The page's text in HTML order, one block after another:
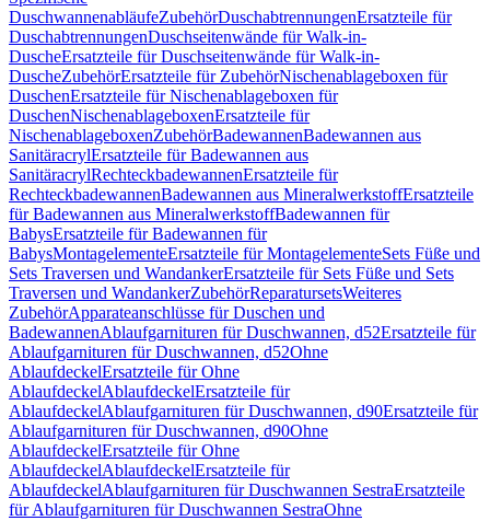
DuschwannenabläufeZubehörDuschabtrennungenErsatzteile für
DuschabtrennungenDuschseitenwände für Walk-in-
DuscheErsatzteile für Duschseitenwände für Walk-in-
DuscheZubehörErsatzteile für ZubehörNischenablageboxen für
DuschenErsatzteile für Nischenablageboxen für
DuschenNischenablageboxenErsatzteile für
NischenablageboxenZubehörBadewannenBadewannen aus
SanitäracrylErsatzteile für Badewannen aus
SanitäracrylRechteckbadewannenErsatzteile für
RechteckbadewannenBadewannen aus MineralwerkstoffErsatzteile
für Badewannen aus MineralwerkstoffBadewannen für
BabysErsatzteile für Badewannen für
BabysMontagelementeErsatzteile für MontagelementeSets Füße und
Sets Traversen und WandankerErsatzteile für Sets Füße und Sets
Traversen und WandankerZubehörReparatursetsWeiteres
ZubehörApparateanschlüsse für Duschen und
BadewannenAblaufgarnituren für Duschwannen, d52Ersatzteile für
Ablaufgarnituren für Duschwannen, d52Ohne
AblaufdeckelErsatzteile für Ohne
AblaufdeckelAblaufdeckelErsatzteile für
AblaufdeckelAblaufgarnituren für Duschwannen, d90Ersatzteile für
Ablaufgarnituren für Duschwannen, d90Ohne
AblaufdeckelErsatzteile für Ohne
AblaufdeckelAblaufdeckelErsatzteile für
AblaufdeckelAblaufgarnituren für Duschwannen SestraErsatzteile
für Ablaufgarnituren für Duschwannen SestraOhne